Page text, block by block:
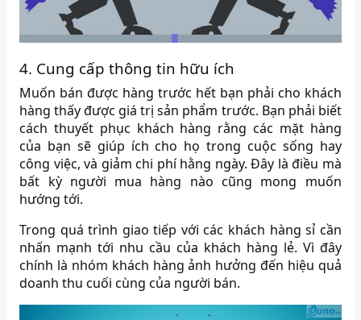
4. Cung cấp thông tin hữu ích
Muốn bán được hàng trước hết bạn phải cho khách
hàng thấy được giá trị sản phẩm trước. Bạn phải biết
cách thuyết phục khách hàng rằng các mặt hàng
của bạn sẽ giúp ích cho họ trong cuộc sống hay
công việc, và giảm chi phí hằng ngày. Đây là điều mà
bất kỳ người mua hàng nào cũng mong muốn
hướng tới.
Trong quá trình giao tiếp với các khách hàng sỉ cần
nhấn mạnh tới nhu cầu của khách hàng lẻ. Vì đây
chính là nhóm khách hàng ảnh hưởng đến hiệu quả
doanh thu cuối cùng của người bán.